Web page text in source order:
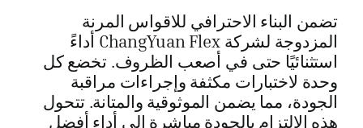
تضمن البناء الاحترافي للاقواس المرنة
المزدوجة لشركة ChangYuan Flex أداءً
استثنائيًا حتى في أصعب الظروف. تخضع كل
وحدة لاختبارات مكثفة وإجراءات مراقبة
الجودة، مما يضمن الموثوقية والمتانة. تتحول
هذه الالتزام بالجودة مباشرة إلى أداء أفضل